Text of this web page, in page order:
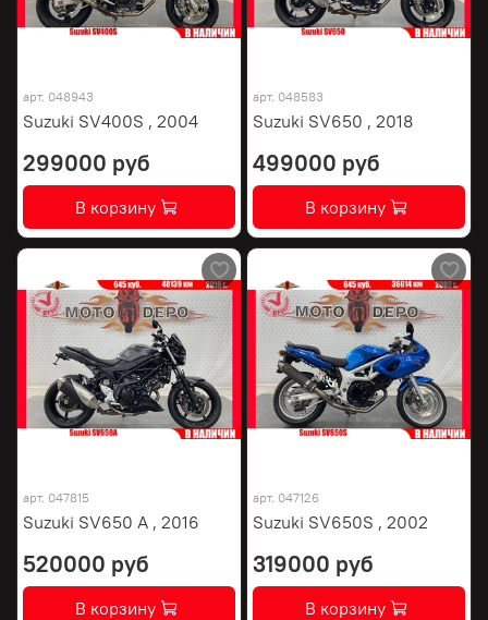
арт. 048943
Suzuki SV400S , 2004
299000 руб
В корзину
арт. 048583
Suzuki SV650 , 2018
499000 руб
В корзину
арт. 047815
Suzuki SV650 A , 2016
520000 руб
В корзину
арт. 047126
Suzuki SV650S , 2002
319000 руб
В корзину